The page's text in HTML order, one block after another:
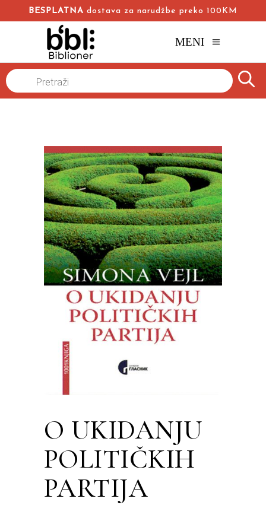
BESPLATNA dostava za narudžbe preko 100KM
MENI
Products
search
O UKIDANJU
POLITIČKIH
PARTIJA